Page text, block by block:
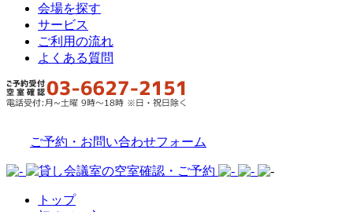
会場を探す
サービス
ご利用の流れ
よくある質問
ご予約・お問い合わせフォーム
トップ